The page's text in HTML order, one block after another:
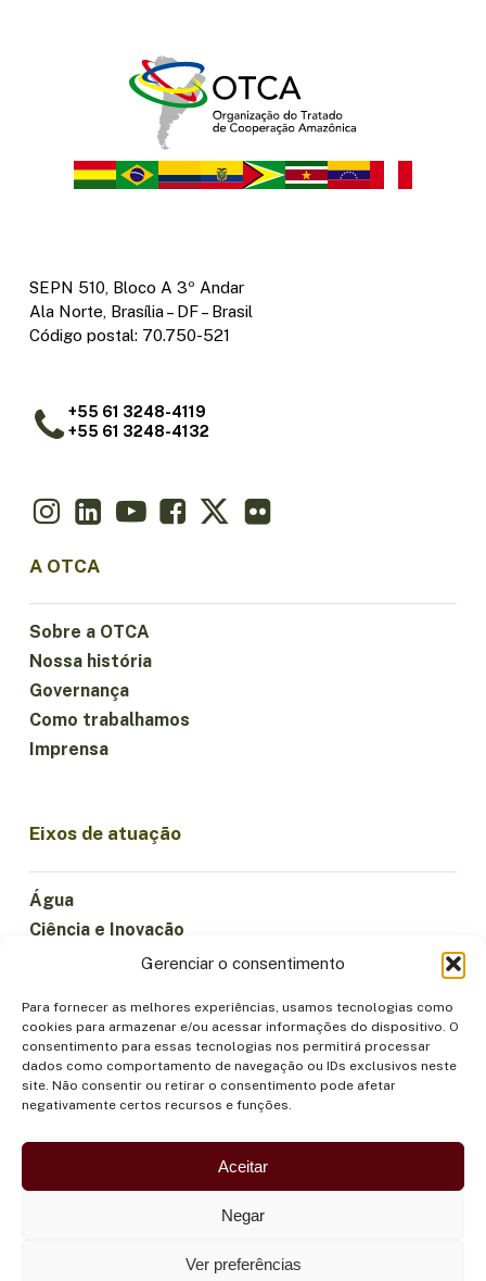
Gerenciar o consentimento
Para fornecer as melhores experiências, usamos tecnologias como
cookies para armazenar e/ou acessar informações do dispositivo. O
consentimento para essas tecnologias nos permitirá processar
dados como comportamento de navegação ou IDs exclusivos neste
site. Não consentir ou retirar o consentimento pode afetar
negativamente certos recursos e funções.
Aceitar
Negar
Ver preferências
SEPN 510, Bloco A 3º Andar
Ala Norte, Brasília – DF – Brasil
Código postal: 70.750-521
+55 61 3248-4119
+55 61 3248-4132
A OTCA
Sobre a OTCA
Nossa história
Governança
Como trabalhamos
Imprensa
Eixos de atuação
Água
Ciência e Inovação
Florestas e Biodiversidade
Institucionalidade
Participação
Povos Indígenas